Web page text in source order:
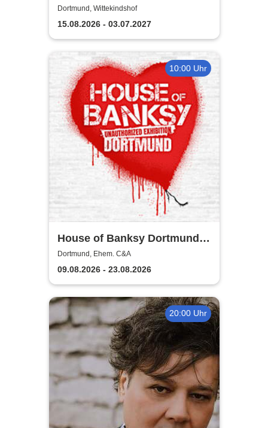
Melodie
Dortmund, Wittekindshof
15.08.2026 - 03.07.2027
10:00 Uhr
House of Banksy Dortmund |
Zeitfensterticket
Dortmund, Ehem. C&A
09.08.2026 - 23.08.2026
20:00 Uhr